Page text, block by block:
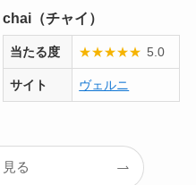
chai（チャイ）
当たる度 ★★★★★ 5.0
サイト ヴェルニ
見る